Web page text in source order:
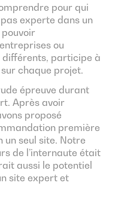
pour qui
pas experte dans un
ou
différents, participe à
sur chaque projet.
épreuve durant
Après avoir
proposé
première
un seul site. Notre
de l’internaute était
aussi le potentiel
site expert et